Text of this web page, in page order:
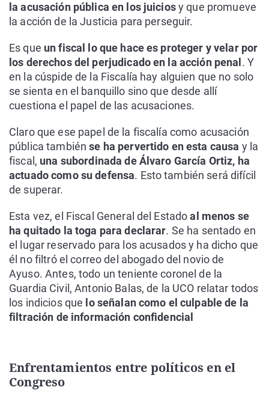
la acusación pública en los juiciosy que promueve
la acción de la Justicia para perseguir.
Es que un fiscal lo que hace es proteger y velar por
los derechos del perjudicado en la acción penal . Y
en la cúspide de la Fiscalía hay alguien que no solo
se sienta en el banquillo sino que desde allí
cuestiona el papel de las acusaciones.
Claro que ese papel de la fiscalía como acusación
pública tambiénse ha pervertido en esta causa y la
fiscal, una subordinada de Álvaro García Ortiz, ha
actuado como su defensa. Esto también será difícil
de superar.
Esta vez, el Fiscal General del Estadoal menos se
ha quitado la toga para declarar. Se ha sentado en
el lugar reservado para los acusados y ha dicho que
él no filtró el correo del abogado del novio de
Ayuso. Antes, todo un teniente coronel de la
Guardia Civil, Antonio Balas, de la UCO relatar todos
los indicios que lo señalan como el culpable de la
filtración de información confidencial
Enfrentamientos entre políticos en el
Congreso